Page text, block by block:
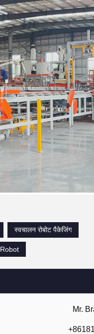
Mr.
स्वचालन रोबोट पैकेजिंग